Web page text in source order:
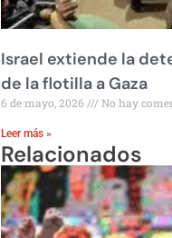
Israel extiende la
de la flotilla a Gaza
6 de mayo, 2026 No hay
Leer más »
Relacionados